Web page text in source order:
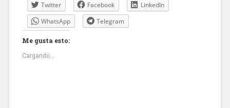
Twitter Facebook
LinkedIn
WhatsApp
Telegram
Me gusta esto:
Cargando...